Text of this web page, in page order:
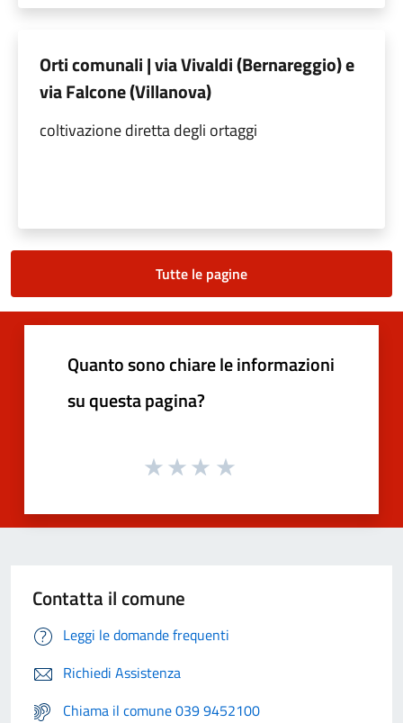
Orti comunali | via Vivaldi (Bernareggio) e
via Falcone (Villanova)
coltivazione diretta degli ortaggi
Tutte le pagine
Quanto sono chiare le informazioni
su questa pagina?
Contatta il comune
Leggi le domande frequenti
Richiedi Assistenza
Chiama il comune 039 9452100